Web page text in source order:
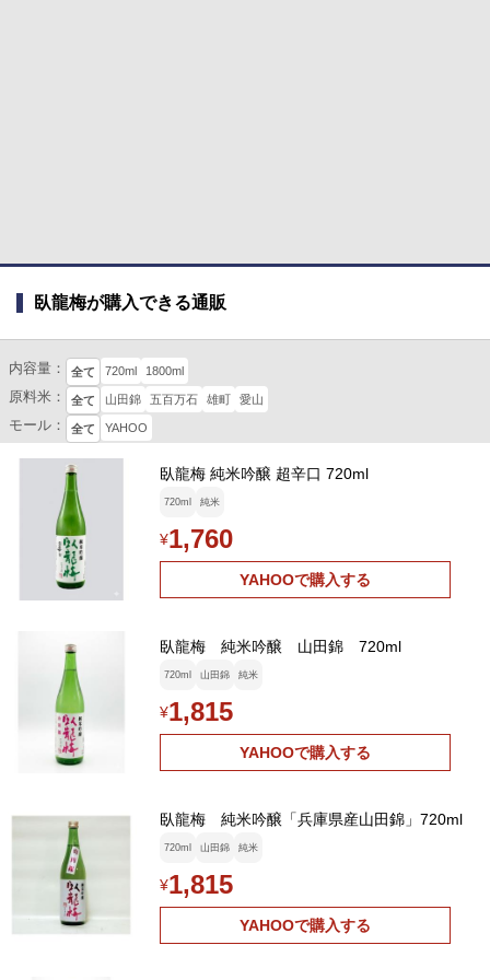
臥龍梅が購入できる通販
内容量： 全て 720ml 1800ml
原料米： 全て 山田錦 五百万石 雄町 愛山
モール： 全て YAHOO
臥龍梅 純米吟醸 超辛口 720ml
720ml 純米
¥1,760
YAHOOで購入する
臥龍梅 純米吟醸 山田錦 720ml
720ml 山田錦 純米
¥1,815
YAHOOで購入する
臥龍梅 純米吟醸「兵庫県産山田錦」720ml
720ml 山田錦 純米
¥1,815
YAHOOで購入する